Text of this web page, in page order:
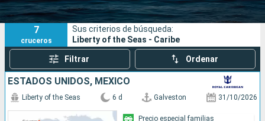
Puertos Compañías
Buscar
7
cruceros
Sus criterios de búsqueda:
Liberty of the Seas - Caribe
Filtrar Ordenar
ESTADOS UNIDOS, MÉXICO
Liberty of the Seas 6 d Galveston 31/10/2026
Precio especial familias